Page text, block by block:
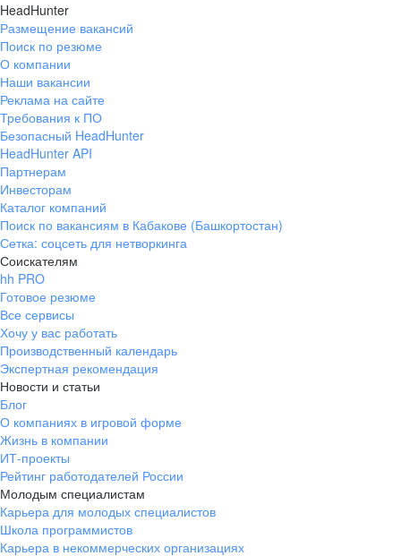
HeadHunter
Размещение вакансий
Поиск по резюме
О компании
Наши вакансии
Реклама на сайте
Требования к ПО
Безопасный HeadHunter
HeadHunter API
Партнерам
Инвесторам
Каталог компаний
Поиск по вакансиям в Кабакове (Башкортостан)
Сетка: соцсеть для нетворкинга
Соискателям
hh PRO
Готовое резюме
Все сервисы
Хочу у вас работать
Производственный календарь
Экспертная рекомендация
Новости и статьи
Блог
О компаниях в игровой форме
Жизнь в компании
ИТ-проекты
Рейтинг работодателей России
Молодым специалистам
Карьера для молодых специалистов
Школа программистов
Карьера в некоммерческих организациях